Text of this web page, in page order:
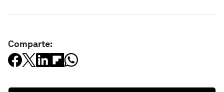
Comparte: